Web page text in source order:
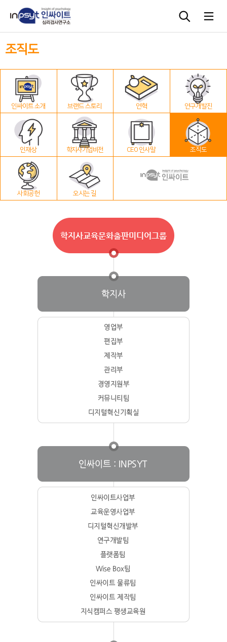
심리검사
상담도구
교육 워크숍
단체검사
조직도
인싸이트 소개 브랜드 스토리 연혁 연구개발진
인재상 학지사 기업 비전 CEO 인사말 조직도
사회공헌 오시는 길